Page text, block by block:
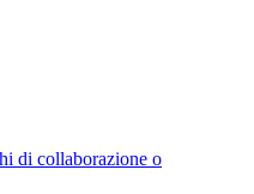
di collaborazione o